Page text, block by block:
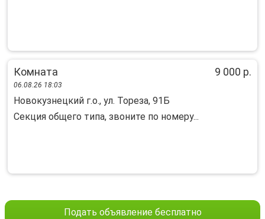
Комната 9 000 р.
06.08.26 18:03
Новокузнецкий г.о., ул. Тореза, 91Б
Секция общего типа, звоните по номеру...
Подать объявление бесплатно